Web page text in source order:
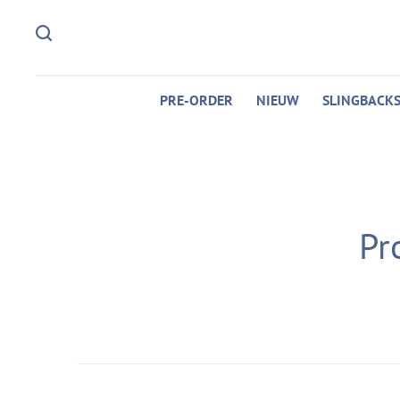
PRE-ORDER NIEUW SLINGBACKS